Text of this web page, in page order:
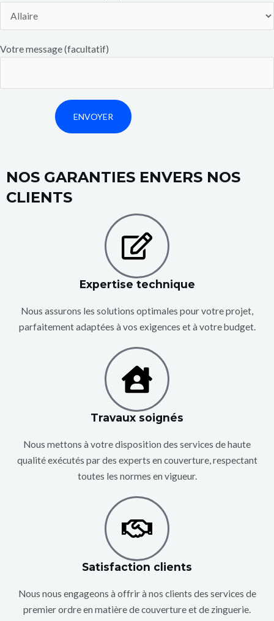
Votre message (facultatif)
NOS GARANTIES ENVERS NOS
CLIENTS
Expertise technique
Nous assurons les solutions optimales pour votre projet,
parfaitement adaptées à vos exigences et à votre budget.
Travaux soignés
Nous mettons à votre disposition des services de haute
qualité exécutés par des experts en couverture, respectant
toutes les normes en vigueur.
Satisfaction clients
Nous nous engageons à offrir à nos clients des services de
premier ordre en matière de couverture et de zinguerie.